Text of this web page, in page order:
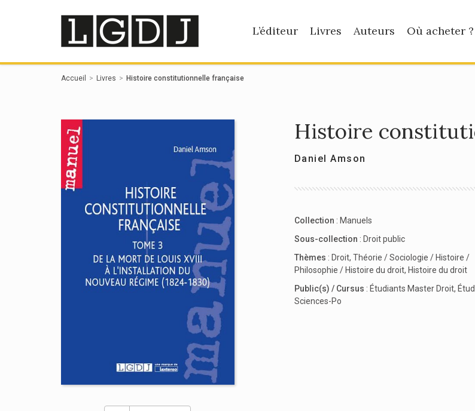
L’éditeur Livres Auteurs Où acheter ?
Accueil Livres Histoire constitutionnelle française
Histoire
Daniel Amson
Collection : Manuels
Sous-collection : Droit public
Thèmes : Droit, Théorie / Sociologie / Histoire /
Philosophie / Histoire du droit, Histoire du droit
Public(s) / Cursus : Étudiants Master Droit,
Sciences-Po